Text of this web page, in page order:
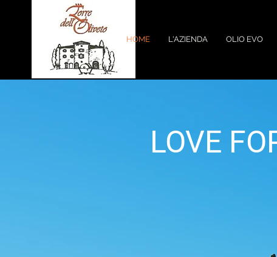
HOME L'AZIENDA OLIO EVO
LOVE